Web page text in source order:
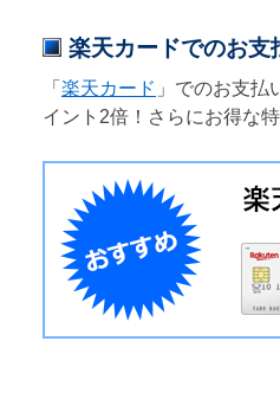
楽天カードでのお支
「 楽天カード 」でのお支払
イント2倍！さらにお得な